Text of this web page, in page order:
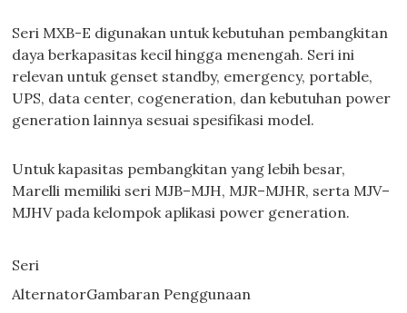
Seri MXB-E digunakan untuk kebutuhan pembangkitan
daya berkapasitas kecil hingga menengah. Seri ini
relevan untuk genset standby, emergency, portable,
UPS, data center, cogeneration, dan kebutuhan power
generation lainnya sesuai spesifikasi model.
Untuk kapasitas pembangkitan yang lebih besar,
Marelli memiliki seri MJB–MJH, MJR–MJHR, serta MJV–
MJHV pada kelompok aplikasi power generation.
Seri
AlternatorGambaran Penggunaan